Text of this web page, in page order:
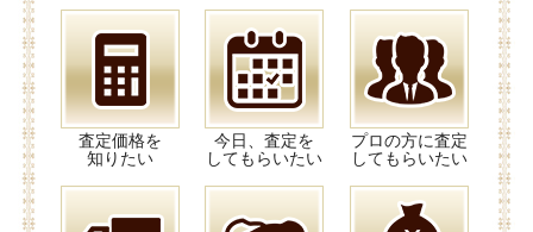
査定価格を
知りたい
今日、査定を
してもらいたい
プロの方に査定
してもらいたい